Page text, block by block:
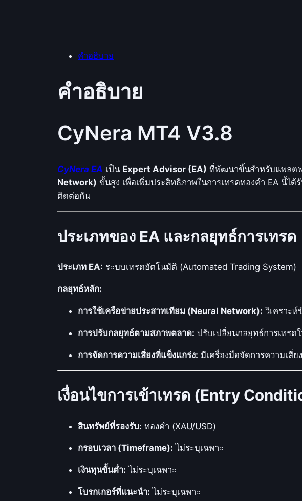
คำอธิบาย
คำอธิบาย
CyNera MT4 V3.8
CyNera EA เป็น Expert Advisor (EA) ที่พัฒนาขึ้นสำหรับแพลต
Network) ขั้นสูง เพื่อเพิ่มประสิทธิภาพในการเทรดทองคำ EA นี้ได้
ติดต่อกัน
ประเภทของ EA และกลยุทธ์การเทรด
ประเภท EA: ระบบเทรดอัตโนมัติ (Automated Trading System)
กลยุทธ์หลัก:
การใช้เครือข่ายประสาทเทียม (Neural Network): วิเคราะ
การปรับกลยุทธ์ตามสภาพตลาด: ปรับเปลี่ยนกลยุทธ์การเทรด
การจัดการความเสี่ยงที่แข็งแกร่ง: มีเครื่องมือจัดการความเสี่
เงื่อนไขการเข้าเทรด (Entry
สินทรัพย์ที่รองรับ: ทองคำ (XAU/USD)
กรอบเวลา (Timeframe): ไม่ระบุเฉพาะ
เงินทุนขั้นต่ำ: ไม่ระบุเฉพาะ
โบรกเกอร์ที่แนะนำ: ไม่ระบุเฉพาะ